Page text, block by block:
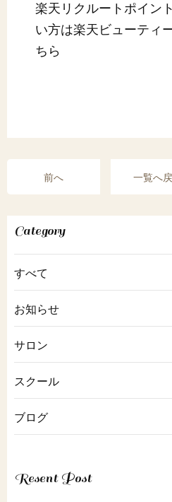
楽天リクルートポイン
い方は楽天ビューティ
ちら
前へ 一覧へ
Category
すべて
お知らせ
サロン
スクール
ブログ
Resent Post